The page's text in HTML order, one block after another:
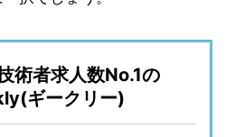
術者求人数No.1の
ギークリー)